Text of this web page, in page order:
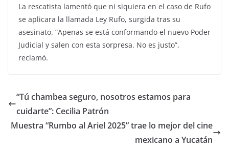
La rescatista lamentó que ni siquiera en el caso de Rufo
se aplicara la llamada Ley Rufo, surgida tras su
asesinato. “Apenas se está conformando el nuevo Poder
Judicial y salen con esta sorpresa. No es justo”,
reclamó.
“Tú chambea seguro, nosotros estamos para
cuidarte”: Cecilia Patrón
Muestra “Rumbo al Ariel 2025” trae lo mejor del cine
mexicano a Yucatán